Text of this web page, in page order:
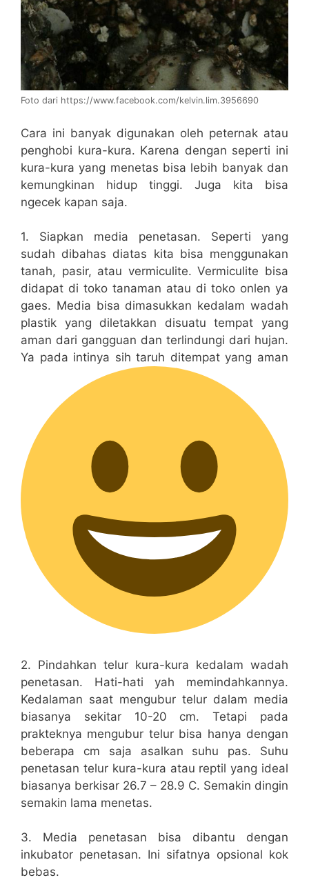
Foto dari https://www.facebook.com/kelvin.lim.3956690
Cara ini banyak digunakan oleh peternak atau
penghobi kura-kura. Karena dengan seperti ini
kura-kura yang menetas bisa lebih banyak dan
kemungkinan hidup tinggi. Juga kita bisa
ngecek kapan saja.
1. Siapkan media penetasan. Seperti yang
sudah dibahas diatas kita bisa menggunakan
tanah, pasir, atau vermiculite. Vermiculite bisa
didapat di toko tanaman atau di toko onlen ya
gaes. Media bisa dimasukkan kedalam wadah
plastik yang diletakkan disuatu tempat yang
aman dari gangguan dan terlindungi dari hujan.
Ya pada intinya sih taruh ditempat yang aman
2. Pindahkan telur kura-kura kedalam wadah
penetasan. Hati-hati yah memindahkannya.
Kedalaman saat mengubur telur dalam media
biasanya sekitar 10-20 cm. Tetapi pada
prakteknya mengubur telur bisa hanya dengan
beberapa cm saja asalkan suhu pas. Suhu
penetasan telur kura-kura atau reptil yang ideal
biasanya berkisar 26.7 – 28.9 C. Semakin dingin
semakin lama menetas.
3. Media penetasan bisa dibantu dengan
inkubator penetasan. Ini sifatnya opsional kok
bebas.